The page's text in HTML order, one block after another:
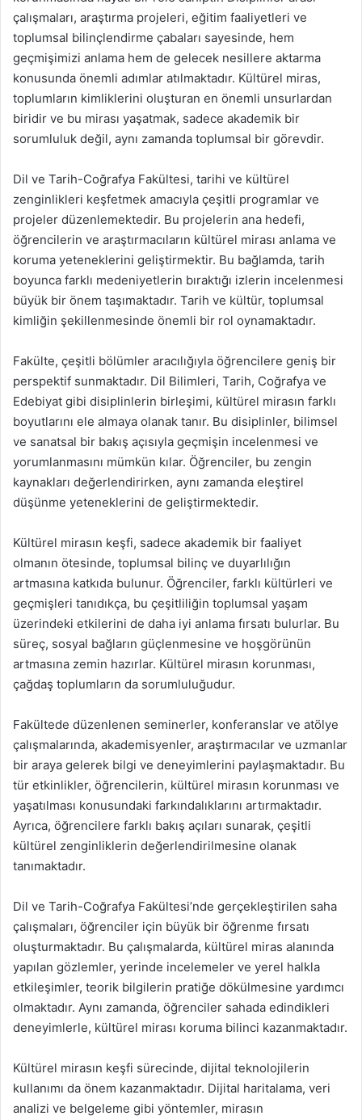
çalışmaları, araştırma projeleri, eğitim faaliyetleri ve
toplumsal bilinçlendirme çabaları sayesinde, hem
geçmişimizi anlama hem de gelecek nesillere aktarma
konusunda önemli adımlar atılmaktadır. Kültürel miras,
toplumların kimliklerini oluşturan en önemli unsurlardan
biridir ve bu mirası yaşatmak, sadece akademik bir
sorumluluk değil, aynı zamanda toplumsal bir görevdir.
Dil ve Tarih-Coğrafya Fakültesi, tarihi ve kültürel
zenginlikleri keşfetmek amacıyla çeşitli programlar ve
projeler düzenlemektedir. Bu projelerin ana hedefi,
öğrencilerin ve araştırmacıların kültürel mirası anlama ve
koruma yeteneklerini geliştirmektir. Bu bağlamda, tarih
boyunca farklı medeniyetlerin bıraktığı izlerin incelenmesi
büyük bir önem taşımaktadır. Tarih ve kültür, toplumsal
kimliğin şekillenmesinde önemli bir rol oynamaktadır.
Fakülte, çeşitli bölümler aracılığıyla öğrencilere geniş bir
perspektif sunmaktadır. Dil Bilimleri, Tarih, Coğrafya ve
Edebiyat gibi disiplinlerin birleşimi, kültürel mirasın farklı
boyutlarını ele almaya olanak tanır. Bu disiplinler, bilimsel
ve sanatsal bir bakış açısıyla geçmişin incelenmesi ve
yorumlanmasını mümkün kılar. Öğrenciler, bu zengin
kaynakları değerlendirirken, aynı zamanda eleştirel
düşünme yeteneklerini de geliştirmektedir.
Kültürel mirasın keşfi, sadece akademik bir faaliyet
olmanın ötesinde, toplumsal bilinç ve duyarlılığın
artmasına katkıda bulunur. Öğrenciler, farklı kültürleri ve
geçmişleri tanıdıkça, bu çeşitliliğin toplumsal yaşam
üzerindeki etkilerini de daha iyi anlama fırsatı bulurlar. Bu
süreç, sosyal bağların güçlenmesine ve hoşgörünün
artmasına zemin hazırlar. Kültürel mirasın korunması,
çağdaş toplumların da sorumluluğudur.
Fakültede düzenlenen seminerler, konferanslar ve atölye
çalışmalarında, akademisyenler, araştırmacılar ve uzmanlar
bir araya gelerek bilgi ve deneyimlerini paylaşmaktadır. Bu
tür etkinlikler, öğrencilerin, kültürel mirasın korunması ve
yaşatılması konusundaki farkındalıklarını artırmaktadır.
Ayrıca, öğrencilere farklı bakış açıları sunarak, çeşitli
kültürel zenginliklerin değerlendirilmesine olanak
tanımaktadır.
Dil ve Tarih-Coğrafya Fakültesi’nde gerçekleştirilen saha
çalışmaları, öğrenciler için büyük bir öğrenme fırsatı
oluşturmaktadır. Bu çalışmalarda, kültürel miras alanında
yapılan gözlemler, yerinde incelemeler ve yerel halkla
etkileşimler, teorik bilgilerin pratiğe dökülmesine yardımcı
olmaktadır. Aynı zamanda, öğrenciler sahada edindikleri
deneyimlerle, kültürel mirası koruma bilinci kazanmaktadır.
Kültürel mirasın keşfi sürecinde, dijital teknolojilerin
kullanımı da önem kazanmaktadır. Dijital haritalama, veri
analizi ve belgeleme gibi yöntemler, mirasın